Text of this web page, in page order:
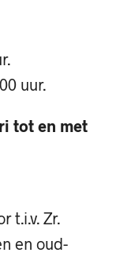
uur.
tot en met
t.i.v. Zr.
en oud-